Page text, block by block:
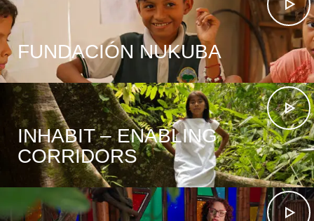
FUNDACIÓN NUKUBA
INHABIT – ENABLING
CORRIDORS